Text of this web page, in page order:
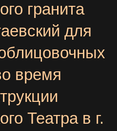
гранита
для
время
Театра в г.